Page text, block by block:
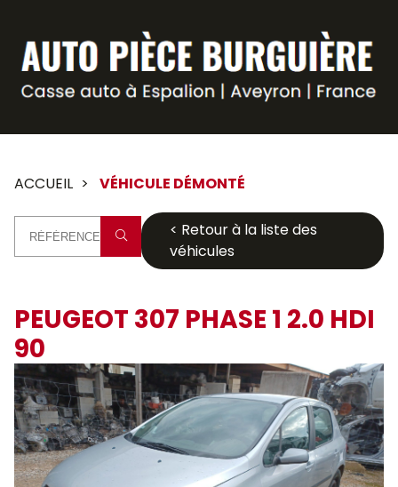
ACCUEIL VÉHICULE DÉMONTÉ
< Retour à la liste des
véhicules
PEUGEOT 307 PHASE 1 2.0 HDI
90